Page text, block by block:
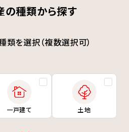
の種類から探す
類を選択（複数選択可）
一戸建て 土地